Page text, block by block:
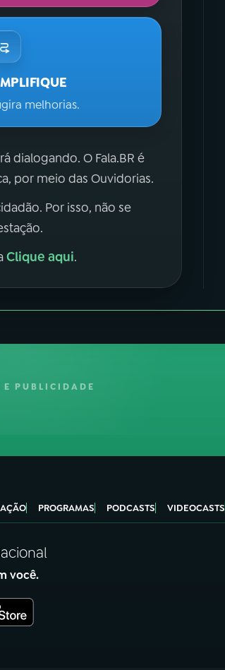
melhorias.
dialogando. O Fala.BR é
por meio das Ouvidorias.
Por isso, não se
Clique aqui.
E PUBLICIDADE
PROGRAMAS PODCASTS VIDEOCASTS
você.